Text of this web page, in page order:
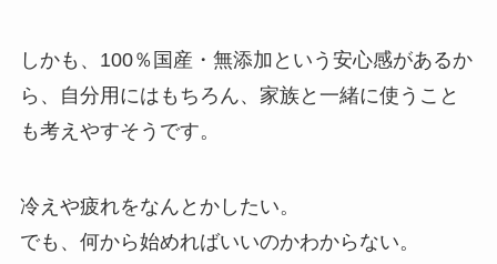
しかも、100％国産・無添加という安心感があるか
ら、自分用にはもちろん、家族と一緒に使うこと
も考えやすそうです。
冷えや疲れをなんとかしたい。
でも、何から始めればいいのかわからない。